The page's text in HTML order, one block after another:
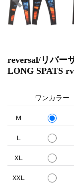
reversal/リバー
LONG SPATS
M
L
XL
XXL
ワンカラー